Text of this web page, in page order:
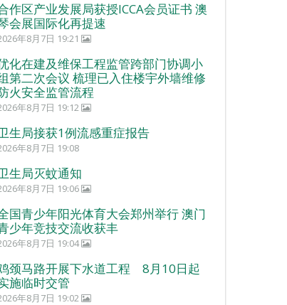
作区产业发展局获授ICCA会员证书 澳
会展国际化再提速
年8月7日 19:21
化在建及维保工程监管跨部门协调小
第二次会议 梳理已入住楼宇外墙维修
火安全监管流程
年8月7日 19:12
生局接获1例流感重症报告
年8月7日 19:08
生局灭蚊通知
年8月7日 19:06
国青少年阳光体育大会郑州举行 澳门
少年竞技交流收获丰
年8月7日 19:04
颈马路开展下水道工程 8月10日起
施临时交管
年8月7日 19:02